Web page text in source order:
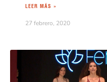
LEER MÁS »
27 febrero, 2020